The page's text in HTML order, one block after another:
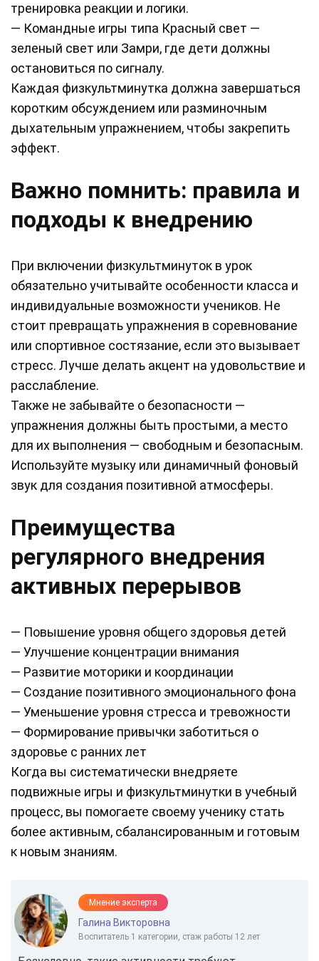
тренировка реакции и логики.
— Командные игры типа Красный свет —
зеленый свет или Замри, где дети должны
остановиться по сигналу.
Каждая физкультминутка должна завершаться
коротким обсуждением или разминочным
дыхательным упражнением, чтобы закрепить
эффект.
Важно помнить: правила и
подходы к внедрению
При включении физкультминуток в урок
обязательно учитывайте особенности класса и
индивидуальные возможности учеников. Не
стоит превращать упражнения в соревнование
или спортивное состязание, если это вызывает
стресс. Лучше делать акцент на удовольствие и
расслабление.
Также не забывайте о безопасности —
упражнения должны быть простыми, а место
для их выполнения — свободным и безопасным.
Используйте музыку или динамичный фоновый
звук для создания позитивной атмосферы.
Преимущества
регулярного внедрения
активных перерывов
— Повышение уровня общего здоровья детей
— Улучшение концентрации внимания
— Развитие моторики и координации
— Создание позитивного эмоционального фона
— Уменьшение уровня стресса и тревожности
— Формирование привычки заботиться о
здоровье с ранних лет
Когда вы систематически внедряете
подвижные игры и физкультминутки в учебный
процесс, вы помогаете своему ученику стать
более активным, сбалансированным и готовым
к новым знаниям.
Мнение эксперта
Галина Викторовна
Воспитатель 1 категории, стаж работы 12 лет